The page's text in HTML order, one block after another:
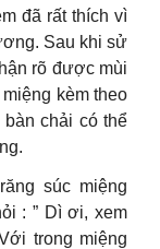
đã rất thích vì
Sau khi sử
rõ được mùi
kèm theo
chải có thể
súc miệng
: ” Dì ơi, xem
trong miệng